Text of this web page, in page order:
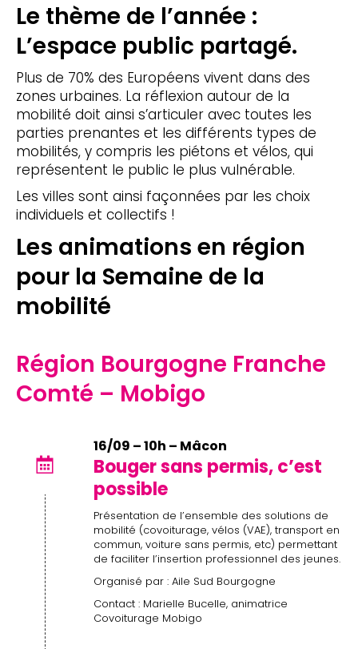
Le thème de l’année :
L’espace public partagé.
Plus de 70% des Européens vivent dans des
zones urbaines. La réflexion autour de la
mobilité doit ainsi s’articuler avec toutes les
parties prenantes et les différents types de
mobilités, y compris les piétons et vélos, qui
représentent le public le plus vulnérable.
Les villes sont ainsi façonnées par les choix
individuels et collectifs !
Les animations en région
pour la Semaine de la
mobilité
Région Bourgogne Franche
Comté – Mobigo
16/09 – 10h – Mâcon
Bouger sans permis, c’est
possible
Présentation de l’ensemble des solutions de
mobilité (covoiturage, vélos (VAE), transport en
commun, voiture sans permis, etc) permettant
de faciliter l’insertion professionnel des jeunes.
Organisé par : Aile Sud Bourgogne
Contact : Marielle Bucelle, animatrice
Covoiturage Mobigo